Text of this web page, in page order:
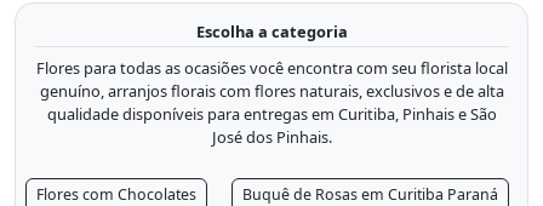
Escolha a categoria
Flores para todas as ocasiões você encontra com seu florista local
genuíno, arranjos florais com flores naturais, exclusivos e de alta
qualidade disponíveis para entregas em Curitiba, Pinhais e São
José dos Pinhais.
Flores com Chocolates Buquê de Rosas em Curitiba Paraná